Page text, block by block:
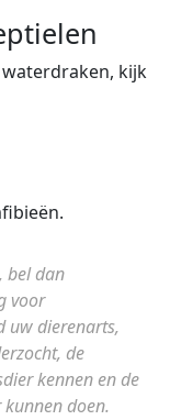
kijk
bel dan
voor
uw dierenarts,
de
kennen en de
doen.